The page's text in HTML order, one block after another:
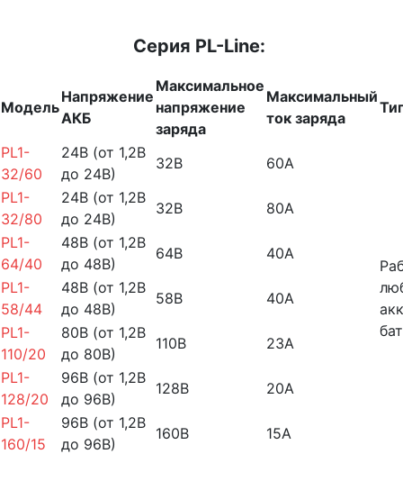
Серия PL-Line:
Модель
Напряжение
АКБ
Максимальное
напряжение
заряда
Максимальный
ток заряда
PL1-
32/60
24В (от 1,2В
до 24В)
32В 60А
PL1-
32/80
24В (от 1,2В
до 24В)
32В
80А
PL1-
64/40
48В (от 1,2В
до 48В)
64В
40А
PL1-
58/44
48В (от 1,2В
до 48В)
58В
40А
PL1-
110/20
80В (от 1,2В
до 80В)
110В
23А
PL1-
128/20
96В (от 1,2В
до 96В)
128В
20А
PL1-
160/15
96В (от 1,2В
до 96В)
160В 15А